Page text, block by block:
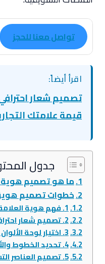
تواصل معنا للحجز
اقرأ أيضاً:
تصميم شعار
قيمة علامتك
جدول
ما هو تصميم هوية
خطوات تصميم
1. فهم هوية العلامة التجارية وتحديد رسالتها
2. تصميم شعار احترافي يعبر عن العلامة
3. اختيار لوحة الألوان المناسبة
4. تحديد الخطوط والأسلوب البصري
5. تصميم العناصر التسويقية الخاصة بالهوية